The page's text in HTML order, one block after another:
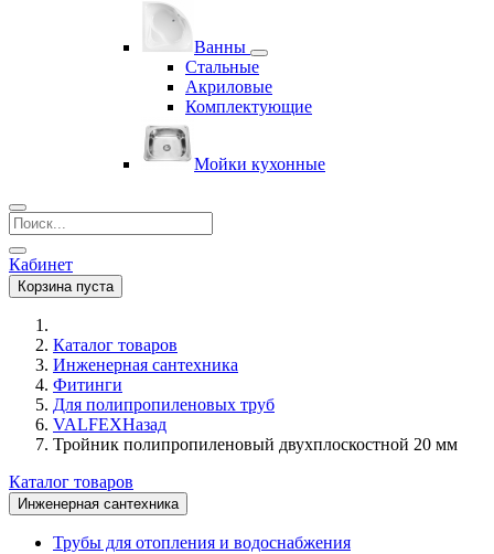
Ванны
Стальные
Акриловые
Комплектующие
Мойки кухонные
Кабинет
Корзина пуста
Каталог товаров
Инженерная сантехника
Фитинги
Для полипропиленовых труб
VALFEXНазад
Тройник полипропиленовый двухплоскостной 20 мм
Каталог товаров
Инженерная сантехника
Трубы для отопления и водоснабжения